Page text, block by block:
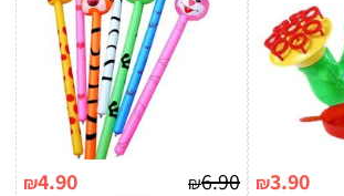
₪3.90
₪6.90
₪4.90